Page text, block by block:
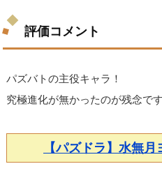
評価コメント
パズバトの主役キャラ！
究極進化が無かったのが残念で
【パズドラ】水無